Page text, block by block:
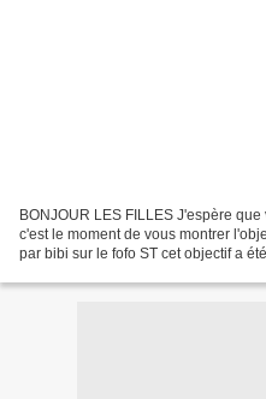
BONJOUR LES FILLES J'espère
c'est le moment de vous montrer
par bibi sur le fofo ST cet objectif a